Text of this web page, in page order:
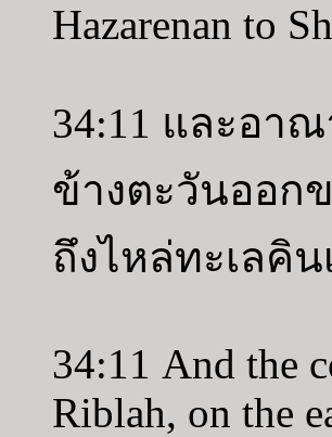
Hazarenan to
34:11 และอา
ข้างตะวันออก
ถึงไหล่ทะเลคิ
34:11 And the
Riblah, on the